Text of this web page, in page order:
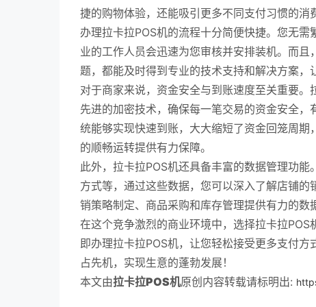
捷的购物体验，还能吸引更多不同支付习惯的消
办理拉卡拉POS机的流程十分简便快捷。您无
业的工作人员会迅速为您审核并安排装机。而
题，都能及时得到专业的技术支持和解决方案，
对于商家来说，资金安全与到账速度至关重要
先进的加密技术，确保每一笔交易的资金安全
统能够实现快速到账，大大缩短了资金回笼周
的顺畅运转提供有力保障。
此外，拉卡拉POS机还具备丰富的数据管理功
方式等，通过这些数据，您可以深入了解店铺
销策略制定、商品采购和库存管理提供有力的数
在这个竞争激烈的商业环境中，选择拉卡拉
即办理拉卡拉POS机，让您轻松接受更多支付
占先机，实现生意的蓬勃发展！
本文由拉卡拉POS机原创内容转载请标明出: